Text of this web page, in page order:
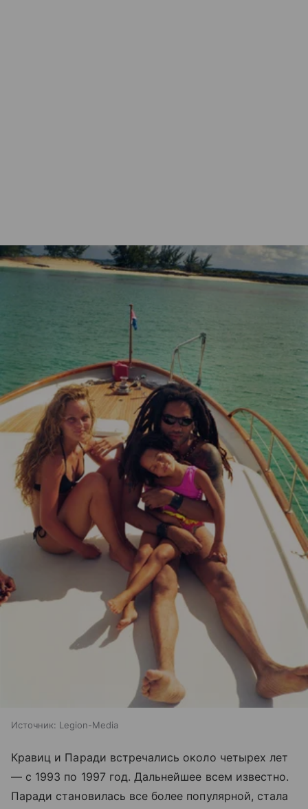
Источник: Legion-Media
Кравиц и Паради встречались около четырех лет
— с 1993 по 1997 год. Дальнейшее всем известно.
Паради становилась все более популярной, стала